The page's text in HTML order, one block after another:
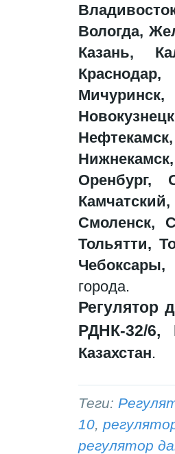
Вологда,
Казань,
Краснодар,
Оренбург,
Смоленск,
Тольятти,
города.
Регулятор
РДНК-32/6,
Казахстан.
Теги:
10,
регулятор